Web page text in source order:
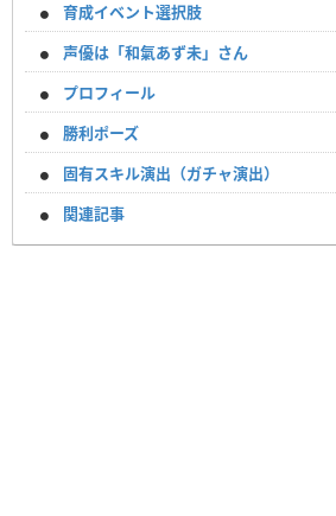
育成イベント選択肢
声優は「和氣あず未」さん
プロフィール
勝利ポーズ
固有スキル演出（ガチャ演出）
関連記事